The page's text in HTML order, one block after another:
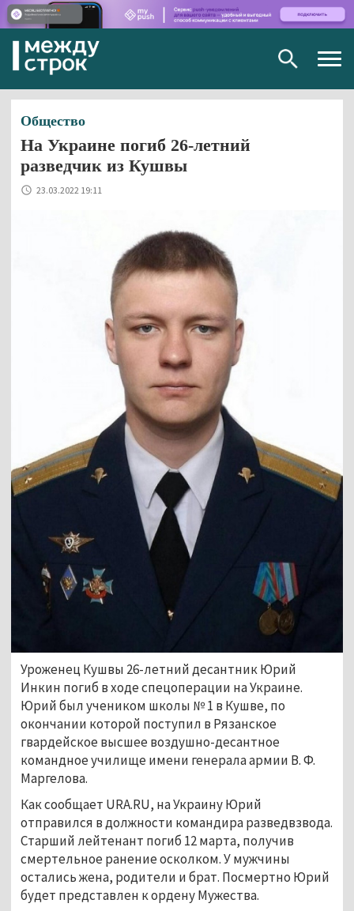
Общество
На Украине погиб 26-летний
разведчик из Кушвы
23.03.2022 19:11
Уроженец Кушвы 26-летний десантник Юрий
Инкин погиб в ходе спецоперации на Украине.
Юрий был учеником школы № 1 в Кушве, по
окончании которой поступил в Рязанское
гвардейское высшее воздушно-десантное
командное училище имени генерала армии В. Ф.
Маргелова.
Как сообщает URA.RU, на Украину Юрий
отправился в должности командира разведвзвода.
Старший лейтенант погиб 12 марта, получив
смертельное ранение осколком. У мужчины
остались жена, родители и брат. Посмертно Юрий
будет представлен к ордену Мужества.